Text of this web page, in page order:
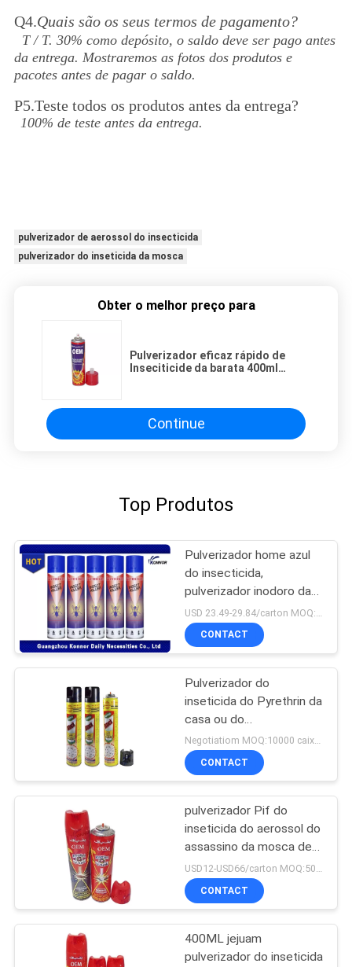
Q4.Quais são os seus termos de pagamento?
T / T. 30% como depósito, o saldo deve ser pago antes
da entrega. Mostraremos as fotos dos produtos e
pacotes antes de pagar o saldo.
P5.Teste todos os produtos antes da entrega?
100% de teste antes da entrega.
pulverizador de aerossol do insecticida
pulverizador do inseticida da mosca
Obter o melhor preço para
Pulverizador eficaz rápido de
Inseciticide da barata 400ml
Continue
Top Produtos
Pulverizador home azul
do insecticida,
pulverizador inodoro da
matança do inseto do
sabor
CONTACT
Pulverizador do
inseticida do Pyrethrin da
casa ou do
escritório/erro fora do
repelente de insetos do
pulverizador
Negotiatiom MOQ:10000 caixas
CONTACT
pulverizador Pif do
inseticida do aerossol do
assassino da mosca de
400ml Paf para a
embalagem do folha de
Flandres do mosquito
USD12-USD66/carton MOQ:500 caixas
CONTACT
400ML jejuam
pulverizador do inseticida